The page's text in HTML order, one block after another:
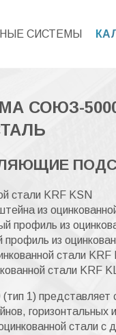
СИСТЕМЫ
СОЮЗ-
стали KRF KSN
из
профиль из
из
стали KRF
стали KRF
1) представляет
горизонтальных
стали